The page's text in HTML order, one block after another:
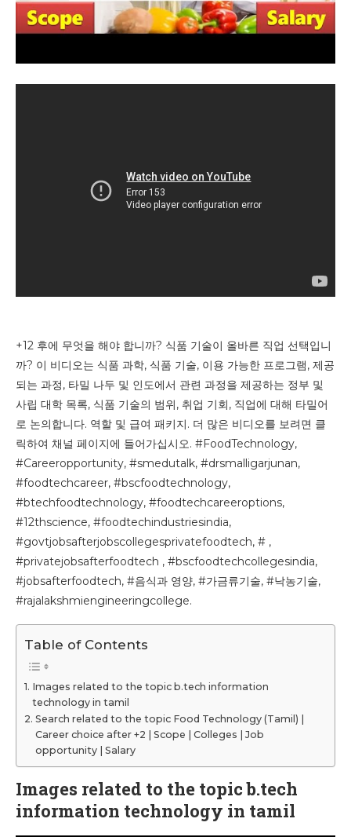
+12 후에 무엇을 해야 합니까? 식품 기술이 올바른 직업 선택입니
까? 이 비디오는 식품 과학, 식품 기술, 이용 가능한 프로그램, 제공
되는 과정, 타밀 나두 및 인도에서 관련 과정을 제공하는 정부 및
사립 대학 목록, 식품 기술의 범위, 취업 기회, 직업에 대해 타밀어
로 논의합니다. 역할 및 급여 패키지. 더 많은 비디오를 보려면 클
릭하여 채널 페이지에 들어가십시오. #FoodTechnology,
#Careeropportunity, #smedutalk, #drsmalligarjunan,
#foodtechcareer, #bscfoodtechnology,
#btechfoodtechnology, #foodtechcareeroptions,
#12thscience, #foodtechindustriesindia,
#govtjobsafterjobscollegesprivatefoodtech, # ,
#privatejobsafterfoodtech , #bscfoodtechcollegesindia,
#jobsafterfoodtech, #음식과 영양, #가금류기술, #낙농기술,
#rajalakshmiengineeringcollege.
Table of Contents
Images related to the topic b.tech information
technology in tamil
Search related to the topic Food Technology (Tamil) |
Career choice after +2 | Scope | Colleges | Job
opportunity | Salary
Images related to the topic b.tech
information technology in tamil